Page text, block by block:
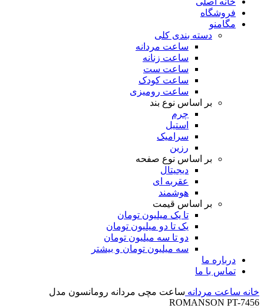
فروشگاه
مگامنو
دسته بندی کلی
ساعت مردانه
ساعت زنانه
ساعت ست
ساعت کودک
ساعت رومیزی
بر اساس نوع بند
چرم
استیل
سرامیک
رزین
بر اساس نوع صفحه
دیجیتال
عقربه ای
هوشمند
بر اساس قیمت
تا یک میلیون تومان
یک تا دو میلیون تومان
دو تا سه میلیون تومان
سه میلیون تومان و بیشتر
درباره ما
تماس با ما
خانه ساعت مردانه ساعت مچی مردانه رومانسون مدل
ROMANSON PT-7456